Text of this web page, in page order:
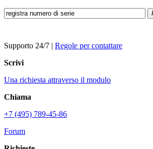
Supporto 24/7 | Regole per contattare
Scrivi
Una richiesta attraverso il modulo
Chiama
+7 (495) 789-45-86
Forum